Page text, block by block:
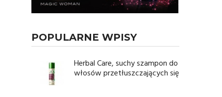
POPULARNE WPISY
Herbal Care, suchy szampon do
włosów przetłuszczających się